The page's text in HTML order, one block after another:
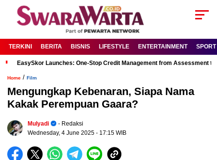
TERKINI BERITA BISNIS LIFESTYLE ENTERTAINMENT SPORT
EasySkor Launches: One-Stop Credit Management from Assessment
Home / Film
Mengungkap Kebenaran, Siapa Nama
Kakak Perempuan Gaara?
Mulyadi
- Redaksi
Wednesday, 4 June 2025 - 17:15 WIB